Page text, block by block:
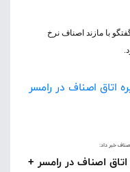
با مازند اصناف نرخ
خبر داد:
اتاق اصناف در رامسر +